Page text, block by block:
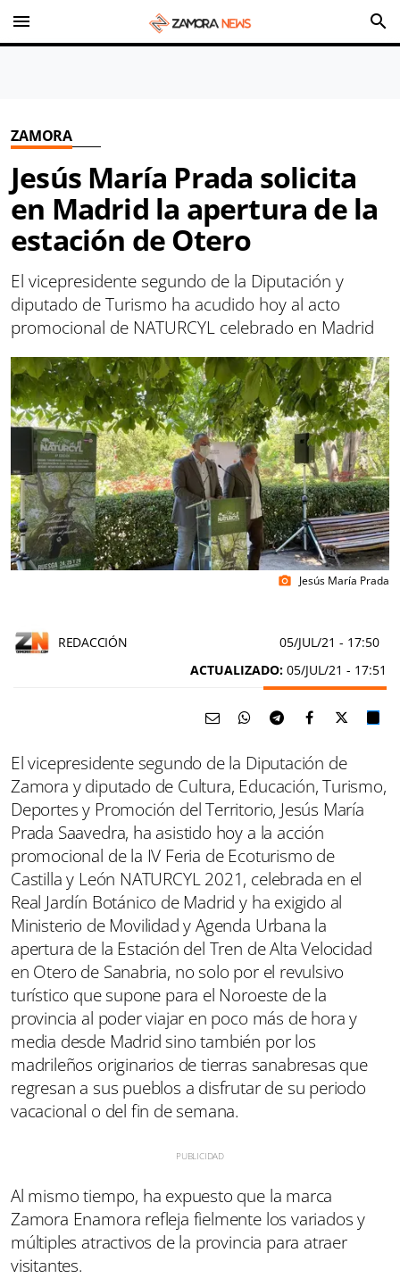
menu search
ZAMORA
Jesús María Prada solicita
en Madrid la apertura de la
estación de Otero
El vicepresidente segundo de la Diputación y
diputado de Turismo ha acudido hoy al acto
promocional de NATURCYL celebrado en Madrid
photo_camera Jesús María Prada
REDACCIÓN 05/JUL/21 - 17:50
ACTUALIZADO: 05/JUL/21 - 17:51
El vicepresidente segundo de la Diputación de
Zamora y diputado de Cultura, Educación, Turismo,
Deportes y Promoción del Territorio, Jesús María
Prada Saavedra, ha asistido hoy a la acción
promocional de la IV Feria de Ecoturismo de
Castilla y León NATURCYL 2021, celebrada en el
Real Jardín Botánico de Madrid y ha exigido al
Ministerio de Movilidad y Agenda Urbana la
apertura de la Estación del Tren de Alta Velocidad
en Otero de Sanabria, no solo por el revulsivo
turístico que supone para el Noroeste de la
provincia al poder viajar en poco más de hora y
media desde Madrid sino también por los
madrileños originarios de tierras sanabresas que
regresan a sus pueblos a disfrutar de su periodo
vacacional o del fin de semana.
Al mismo tiempo, ha expuesto que la marca
Zamora Enamora refleja fielmente los variados y
múltiples atractivos de la provincia para atraer
visitantes.